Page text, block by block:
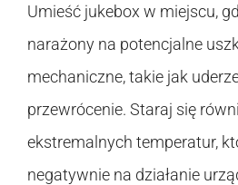
Umieść jukebox w miejscu,
narażony na potencjalne
mechaniczne, takie jak
przewrócenie. Staraj się
ekstremalnych temperatur,
negatywnie na działanie